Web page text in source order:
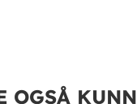
OGSÅ